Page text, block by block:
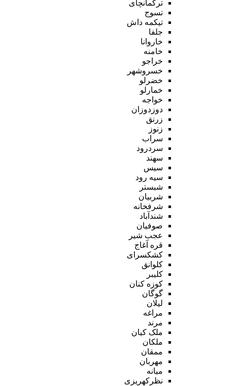
ترکمانچای
تسوج
تیکمه داش
جلفا
خاروانا
خامنه
خراجو
خسروشهر
خضرلو
خمارلو
خواجه
دوزدوزان
زرنق
زنوز
سراب
سردرود
سهند
سیس
سیه رود
شبستر
شربیان
شرفخانه
شندآباد
صوفیان
عجب شیر
قره آغاج
کشکسرای
کلوانق
کلیبر
کوزه کنان
گوگان
لیلان
مراغه
مرند
ملک کیان
ملکان
ممقان
مهربان
میانه
نظرکهریزی